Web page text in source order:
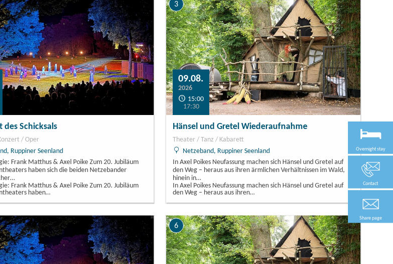
des Schicksals
/ Oper
Ruppiner Seenland
Frank Matthus & Axel Poike Zum 20. Jubiläum
haben sich die beiden Netzebander
Frank Matthus & Axel Poike Zum 20. Jubiläum
haben…
3
09.08.
2026
15:00
17:30
Hänsel und Gretel Wiederaufnahme
Theater / Tanz / Kabarett
Netzeband, Ruppiner Seenland
In Axel Poikes Neufassung machen sich Hänsel und Gretel auf
den Weg – heraus aus ihren ärmlichen Verhältnissen im Wald,
hinein in…
In Axel Poikes Neufassung machen sich Hänsel und Gretel auf
den Weg – heraus aus ihren…
6
Overnight stay
Contact
Share page